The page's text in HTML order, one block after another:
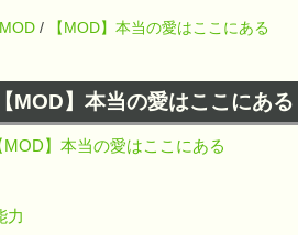
MOD /
【MOD】本当の愛はここにある
MOD】本当の愛はここにある
】本当の愛はここにある
力